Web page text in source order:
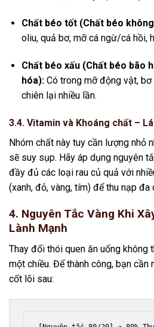
Chất béo tốt (Chất béo
oliu, quả bơ, mỡ cá ngừ/cá hồi,
Chất béo xấu (Chất béo bão
hóa):Có trong mỡ động vật,
chiên lại nhiều lần.
3.4. Vitamin và Khoáng chất –
Nhóm chất này tuy cần lượng nhỏ
sẽ suy sụp. Hãy áp dụng nguyên
đầy đủ các loại rau củ quả với
(xanh, đỏ, vàng, tím) để thu nạp
4. Nguyên Tắc Vàng Khi
Lành Mạnh
Thay đổi thói quen ăn uống không
một chiều. Để thành công, bạn cần
cốt lõi sau: